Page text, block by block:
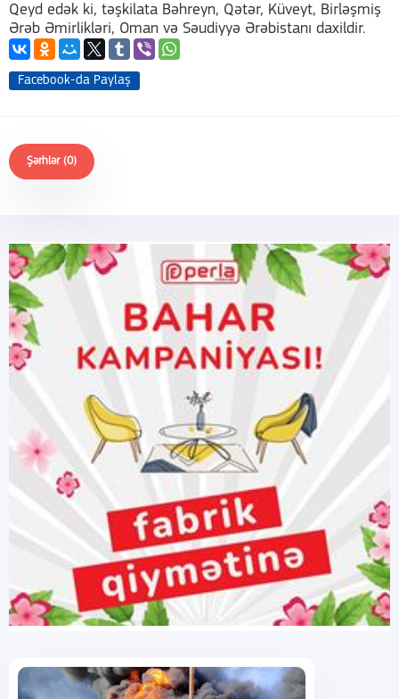
Qeyd edək ki, təşkilata Bəhreyn, Qətər, Küveyt, Birləşmiş
Ərəb Əmirlikləri, Oman və Səudiyyə Ərəbistanı daxildir.
Facebook-da Paylaş
Şərhlər (0)